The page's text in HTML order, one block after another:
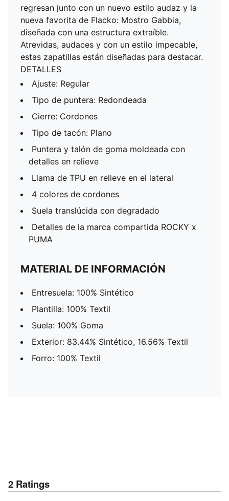
regresan junto con un nuevo estilo audaz y la
nueva favorita de Flacko: Mostro Gabbia,
diseñada con una estructura extraíble.
Atrevidas, audaces y con un estilo impecable,
estas zapatillas están diseñadas para destacar.
DETALLES
Ajuste: Regular
Tipo de puntera: Redondeada
Cierre: Cordones
Tipo de tacón: Plano
Puntera y talón de goma moldeada con
detalles en relieve
Llama de TPU en relieve en el lateral
4 colores de cordones
Suela translúcida con degradado
Detalles de la marca compartida ROCKY x
PUMA
MATERIAL DE INFORMACIÓN
Entresuela: 100% Sintético
Plantilla: 100% Textil
Suela: 100% Goma
Exterior: 83.44% Sintético, 16.56% Textil
Forro: 100% Textil
2 Ratings